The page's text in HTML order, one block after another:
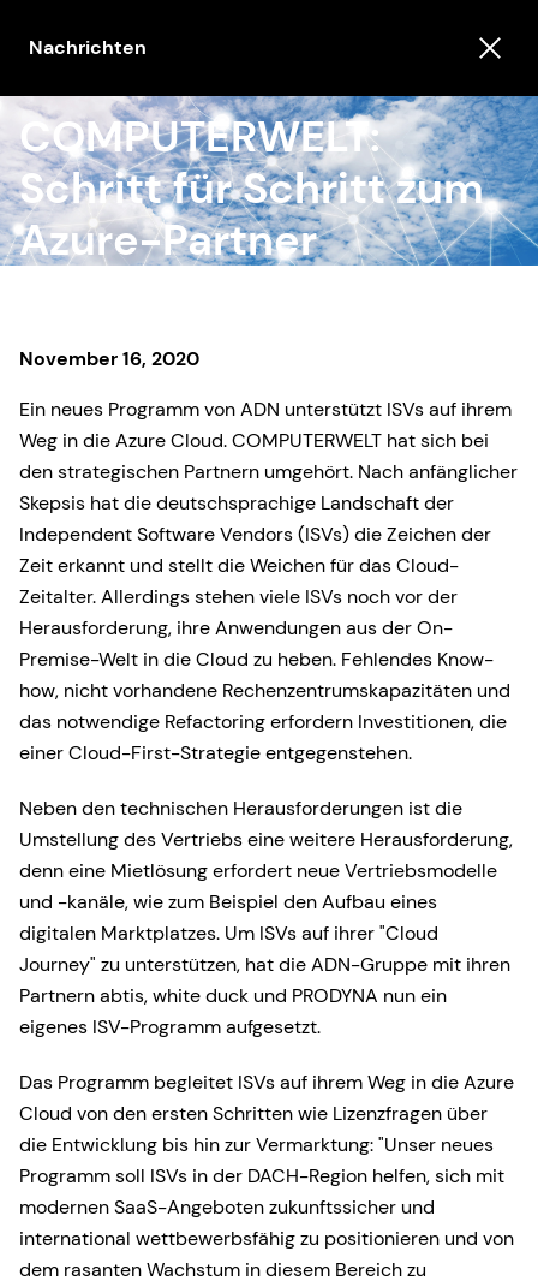
Nachrichten
COMPUTERWELT:
Schritt für Schritt zum
Azure-Partner
November 16, 2020
Ein neues Programm von ADN unterstützt ISVs auf ihrem
Weg in die Azure Cloud. COMPUTERWELT hat sich bei
den strategischen Partnern umgehört. Nach anfänglicher
Skepsis hat die deutschsprachige Landschaft der
Independent Software Vendors (ISVs) die Zeichen der
Zeit erkannt und stellt die Weichen für das Cloud-
Zeitalter. Allerdings stehen viele ISVs noch vor der
Herausforderung, ihre Anwendungen aus der On-
Premise-Welt in die Cloud zu heben. Fehlendes Know-
how, nicht vorhandene Rechenzentrumskapazitäten und
das notwendige Refactoring erfordern Investitionen, die
einer Cloud-First-Strategie entgegenstehen.
Neben den technischen Herausforderungen ist die
Umstellung des Vertriebs eine weitere Herausforderung,
denn eine Mietlösung erfordert neue Vertriebsmodelle
und -kanäle, wie zum Beispiel den Aufbau eines
digitalen Marktplatzes. Um ISVs auf ihrer "Cloud
Journey" zu unterstützen, hat die ADN-Gruppe mit ihren
Partnern abtis, white duck und PRODYNA nun ein
eigenes ISV-Programm aufgesetzt.
Das Programm begleitet ISVs auf ihrem Weg in die Azure
Cloud von den ersten Schritten wie Lizenzfragen über
die Entwicklung bis hin zur Vermarktung: "Unser neues
Programm soll ISVs in der DACH-Region helfen, sich mit
modernen SaaS-Angeboten zukunftssicher und
international wettbewerbsfähig zu positionieren und von
dem rasanten Wachstum in diesem Bereich zu